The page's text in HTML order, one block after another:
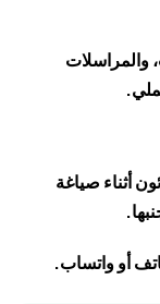
والمراسلات
أثناء صياغة
أو واتساب.